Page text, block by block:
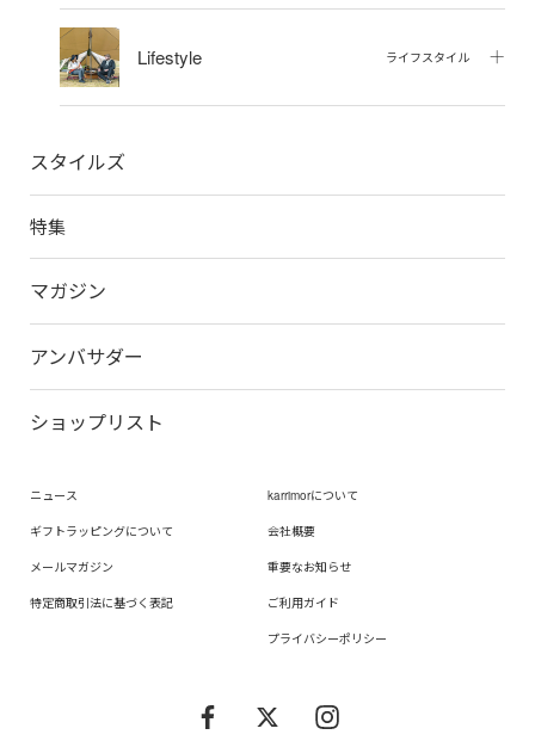
Lifestyle ライフスタイル
スタイルズ
特集
マガジン
アンバサダー
ショップリスト
ニュース
ギフトラッピングについて
メールマガジン
特定商取引法に基づく表記
karrimorについて
会社概要
重要なお知らせ
ご利用ガイド
プライバシーポリシー